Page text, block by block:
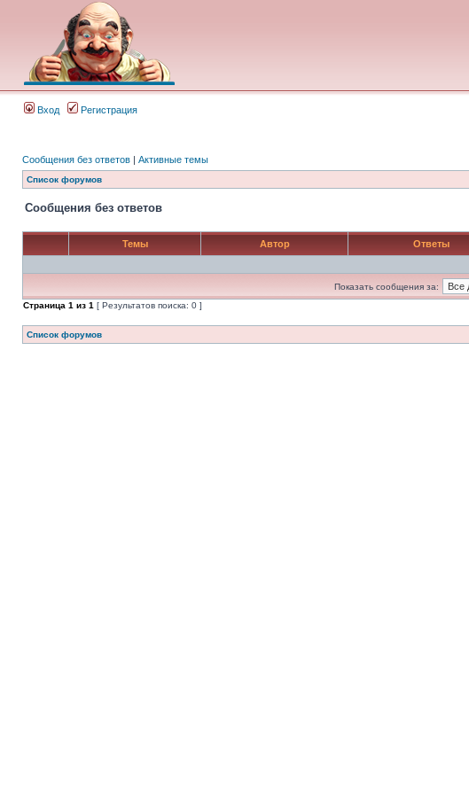
Вход Регистрация
Сообщения без ответов | Активные темы
Список форумов
Сообщения без ответов
Темы Автор Ответы
Показать сообщения за:
Страница 1 из 1 [ Результатов поиска: 0 ]
Список форумов